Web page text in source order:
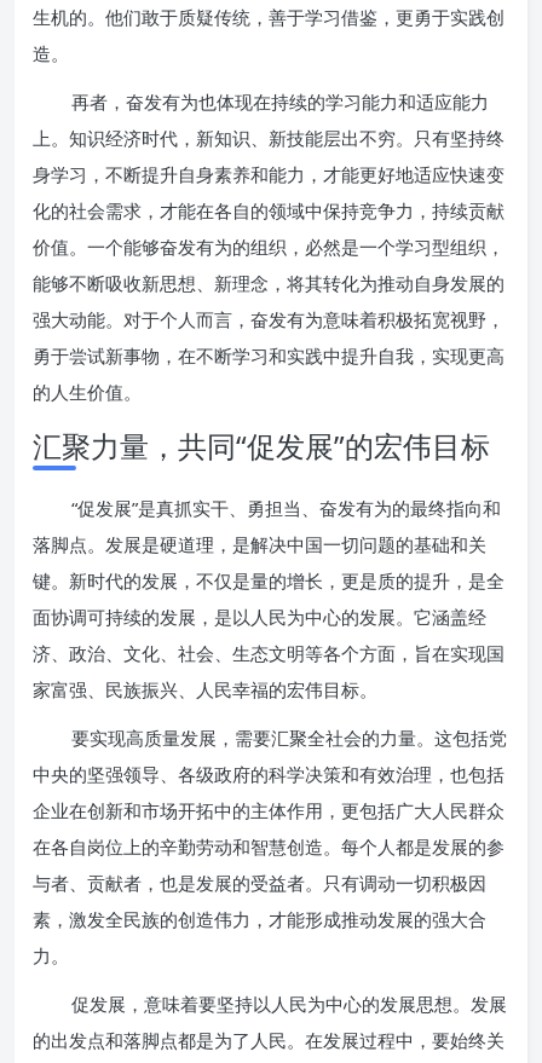
生机的。他们敢于质疑传统，善于学习借鉴，更勇于实践创
造。
再者，奋发有为也体现在持续的学习能力和适应能力
上。知识经济时代，新知识、新技能层出不穷。只有坚持终
身学习，不断提升自身素养和能力，才能更好地适应快速变
化的社会需求，才能在各自的领域中保持竞争力，持续贡献
价值。一个能够奋发有为的组织，必然是一个学习型组织，
能够不断吸收新思想、新理念，将其转化为推动自身发展的
强大动能。对于个人而言，奋发有为意味着积极拓宽视野，
勇于尝试新事物，在不断学习和实践中提升自我，实现更高
的人生价值。
汇聚力量，共同“促发展”的宏伟目标
“促发展”是真抓实干、勇担当、奋发有为的最终指向和
落脚点。发展是硬道理，是解决中国一切问题的基础和关
键。新时代的发展，不仅是量的增长，更是质的提升，是全
面协调可持续的发展，是以人民为中心的发展。它涵盖经
济、政治、文化、社会、生态文明等各个方面，旨在实现国
家富强、民族振兴、人民幸福的宏伟目标。
要实现高质量发展，需要汇聚全社会的力量。这包括党
中央的坚强领导、各级政府的科学决策和有效治理，也包括
企业在创新和市场开拓中的主体作用，更包括广大人民群众
在各自岗位上的辛勤劳动和智慧创造。每个人都是发展的参
与者、贡献者，也是发展的受益者。只有调动一切积极因
素，激发全民族的创造伟力，才能形成推动发展的强大合
力。
促发展，意味着要坚持以人民为中心的发展思想。发展
的出发点和落脚点都是为了人民。在发展过程中，要始终关